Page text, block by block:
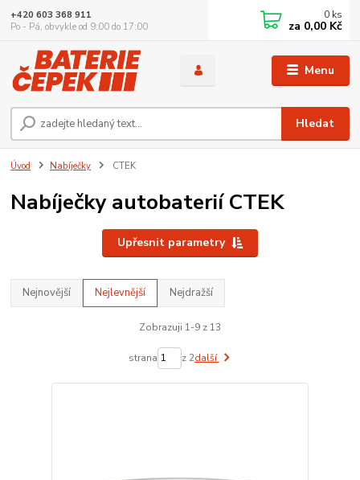
Menu
Hledat
+420 603 368 911
Po - Pá, obvykle od 9:00 do 17:00
0 ks
za 0,00 Kč
Úvod Nabíječky CTEK
Nabíječky autobaterií CTEK
Upřesnit parametry
Nejnovější Nejlevnější Nejdražší
Zobrazuji 1-9 z 13
strana z 2další